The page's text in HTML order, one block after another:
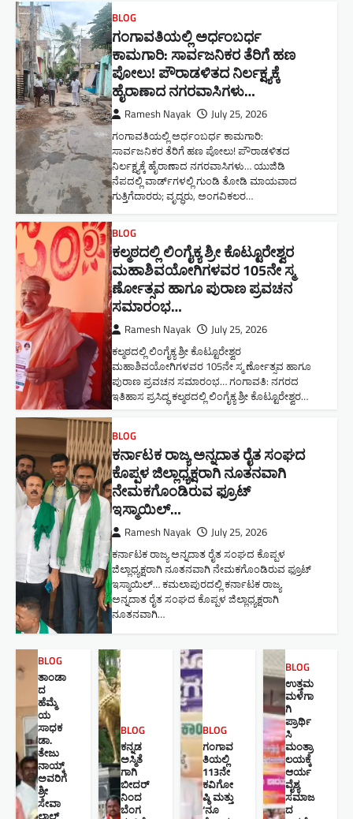
BLOG
ಗಂಗಾವತಿಯಲ್ಲಿ ಅರ್ಧಂಬರ್ಧ
ಕಾಮಗಾರಿ: ಸಾರ್ವಜನಿಕರ ತೆರಿಗೆ ಹಣ
ಪೋಲು! ಪೌರಾಡಳಿತದ ನಿರ್ಲಕ್ಷ್ಯಕ್ಕೆ
ಹೈರಾಣಾದ ನಗರವಾಸಿಗಳು​…
Ramesh Nayak July 25, 2026
ಗಂಗಾವತಿಯಲ್ಲಿ ಅರ್ಧಂಬರ್ಧ ಕಾಮಗಾರಿ:
ಸಾರ್ವಜನಿಕರ ತೆರಿಗೆ ಹಣ ಪೋಲು! ಪೌರಾಡಳಿತದ
ನಿರ್ಲಕ್ಷ್ಯಕ್ಕೆ ಹೈರಾಣಾದ ನಗರವಾಸಿಗಳು​… ಯುಜಿಡಿ
ನೆಪದಲ್ಲಿ ವಾರ್ಡ್‌ಗಳಲ್ಲಿ ಗುಂಡಿ ತೋಡಿ ಮಾಯವಾದ
ಗುತ್ತಿಗೆದಾರರು; ವೃದ್ಧರು, ಅಂಗವಿಕಲರ…
BLOG
ಕಲ್ಮಠದಲ್ಲಿ ಲಿಂಗೈಕ್ಯ ಶ್ರೀ ಕೊಟ್ಟೂರೇಶ್ವರ
ಮಹಾಶಿವಯೋಗಿಗಳವರ 105ನೇ ಸ್ಮ
ರ್ಣೋತ್ಸವ ಹಾಗೂ ಪುರಾಣ ಪ್ರವಚನ
ಸಮಾರಂಭ​…
Ramesh Nayak July 25, 2026
ಕಲ್ಮಠದಲ್ಲಿ ಲಿಂಗೈಕ್ಯ ಶ್ರೀ ಕೊಟ್ಟೂರೇಶ್ವರ
ಮಹಾಶಿವಯೋಗಿಗಳವರ 105ನೇ ಸ್ಮ ರ್ಣೋತ್ಸವ ಹಾಗೂ
ಪುರಾಣ ಪ್ರವಚನ ಸಮಾರಂಭ​… ಗಂಗಾವತಿ: ನಗರದ
ಇತಿಹಾಸ ಪ್ರಸಿದ್ಧ ಕಲ್ಮಠದಲ್ಲಿ ಲಿಂಗೈಕ್ಯ ಶ್ರೀ ಕೊಟ್ಟೂರೇಶ್ವರ…
BLOG
ಕರ್ನಾಟಕ ರಾಜ್ಯ ಅನ್ನದಾತ ರೈತ ಸಂಘದ
ಕೊಪ್ಪಳ ಜಿಲ್ಲಾಧ್ಯಕ್ಷರಾಗಿ ನೂತನವಾಗಿ
ನೇಮಕಗೊಂಡಿರುವ ಫ್ರೂಟ್
ಇಸ್ಮಾಯಿಲ್…
Ramesh Nayak July 25, 2026
ಕರ್ನಾಟಕ ರಾಜ್ಯ ಅನ್ನದಾತ ರೈತ ಸಂಘದ ಕೊಪ್ಪಳ
ಜಿಲ್ಲಾಧ್ಯಕ್ಷರಾಗಿ ನೂತನವಾಗಿ ನೇಮಕಗೊಂಡಿರುವ ಫ್ರೂಟ್
ಇಸ್ಮಾಯಿಲ್… ಕಮಲಾಪುರದಲ್ಲಿ ಕರ್ನಾಟಕ ರಾಜ್ಯ
ಅನ್ನದಾತ ರೈತ ಸಂಘದ ಕೊಪ್ಪಳ ಜಿಲ್ಲಾಧ್ಯಕ್ಷರಾಗಿ
ನೂತನವಾಗಿ…
BLOG
ತಾಂಡಾ
ದ
ಹೆಮ್ಮೆ
ಯ
ಸಾಧಕ
ಡಾ.
ತೇಜು
ನಾಯ್ಕ್
ಅವರಿಗೆ
ಶ್ರೀ
ಸೇವಾ
ಲಾಲ್
BLOG
ಕನ್ನಡ
ಅಸ್ಮಿತೆ
ಗಾಗಿ
ಬೀದರ್
ನಿಂದ
ಬೆಂಗ
BLOG
ಗಂಗಾವ
ತಿಯಲ್ಲಿ
113ನೇ
ಕವಿಗೋ
ಷ್ಠಿ ಮತ್ತು
‘ನೂ
BLOG
ಉತ್ತಮ
ಮಳೆಗಾ
ಗಿ
ಪ್ರಾರ್ಥಿ
ಸಿ
ಮಂತ್ರಾ
ಲಯಕ್ಕೆ
ಆರ್ಯ
ವೈಶ್ಯ
ಸಮಾಜ
ದ